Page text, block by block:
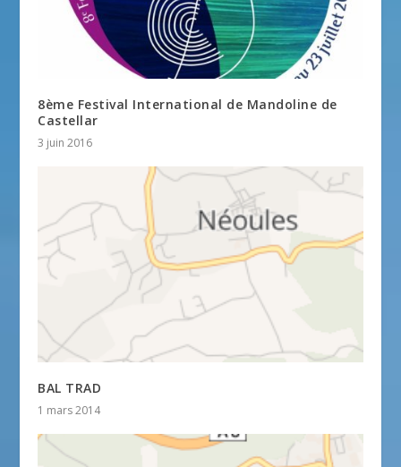
8ème Festival International de Mandoline de
Castellar
3 juin 2016
BAL TRAD
1 mars 2014